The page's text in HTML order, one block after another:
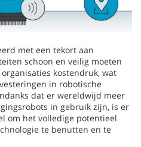
met een tekort aan
schoon en veilig moeten
kostendruk, wat
in robotische
dat er wereldwijd meer
in gebruik zijn, is er
om het volledige potentieel
te benutten en te